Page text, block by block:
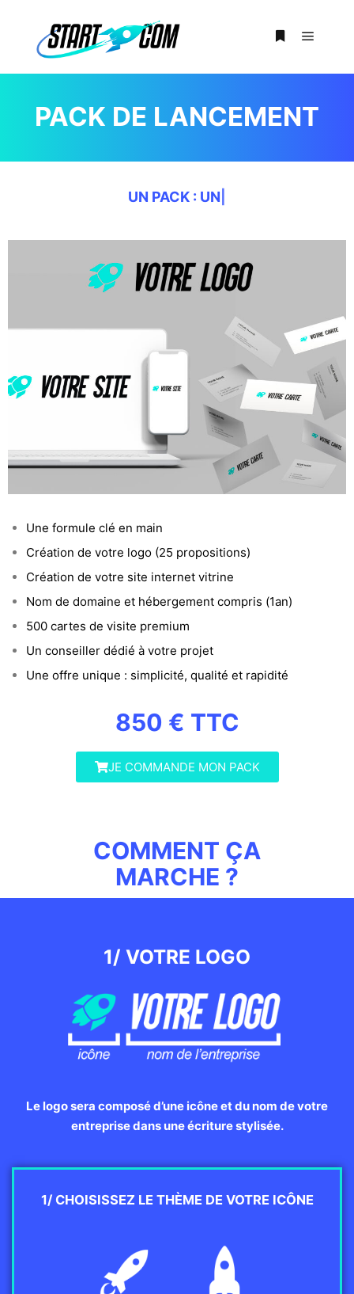
PACK DE LANCEMENT
UN PACK: 500 CARTES
Une formule clé en main
Création de votre logo (25 propositions)
Création de votre site internet vitrine
Nom de domaine et hébergement compris (1an)
500 cartes de visite premium
Un conseiller dédié à votre projet
Une offre unique : simplicité, qualité et rapidité
850 € TTC
JE COMMANDE MON PACK
COMMENT ÇA
MARCHE ?
1/ VOTRE LOGO
Le logo sera composé d’une icône et du nom de votre
entreprise dans une écriture stylisée.
1/ CHOISISSEZ LE THÈME DE VOTRE ICÔNE